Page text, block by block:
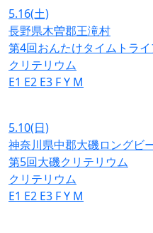
5.16(土)
長野県木曽郡王滝村
第4回おんたけタイムトラ
クリテリウム
E1 E2 E3 FY M
5.10(日)
神奈川県中郡大磯ロングビ
第5回大磯クリテリウム
クリテリウム
E1 E2 E3 FY M